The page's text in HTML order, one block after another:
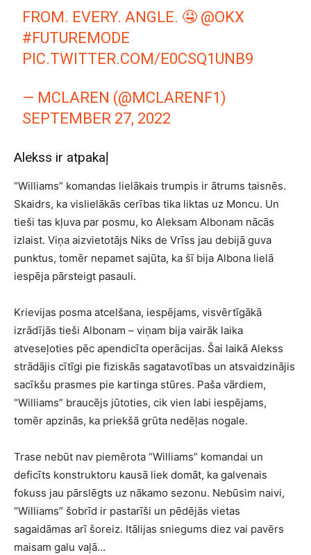
FROM. EVERY. ANGLE. 🤤 @OKX
#FUTUREMODE
PIC.TWITTER.COM/E0CSQ1UNB9
— MCLAREN (@MCLARENF1)
SEPTEMBER 27, 2022
Alekss ir atpakaļ
“Williams” komandas lielākais trumpis ir ātrums taisnēs.
Skaidrs, ka vislielākās cerības tika liktas uz Moncu. Un
tieši tas kļuva par posmu, ko Aleksam Albonam nācās
izlaist. Viņa aizvietotājs Niks de Vrīss jau debijā guva
punktus, tomēr nepamet sajūta, ka šī bija Albona lielā
iespēja pārsteigt pasauli.
Krievijas posma atcelšana, iespējams, visvērtīgākā
izrādījās tieši Albonam – viņam bija vairāk laika
atveseļoties pēc apendicīta operācijas. Šai laikā Alekss
strādājis cītīgi pie fiziskās sagatavotības un atsvaidzinājis
sacīkšu prasmes pie kartinga stūres. Paša vārdiem,
“Williams” braucējs jūtoties, cik vien labi iespējams,
tomēr apzinās, ka priekšā grūta nedēļas nogale.
Trase nebūt nav piemērota “Williams” komandai un
deficīts konstruktoru kausā liek domāt, ka galvenais
fokuss jau pārslēgts uz nākamo sezonu. Nebūsim naivi,
“Williams” šobrīd ir pastarīši un pēdējās vietas
sagaidāmas arī šoreiz. Itālijas sniegums diez vai pavērs
maisam galu vaļā…